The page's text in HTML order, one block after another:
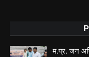
म.प्र. जन